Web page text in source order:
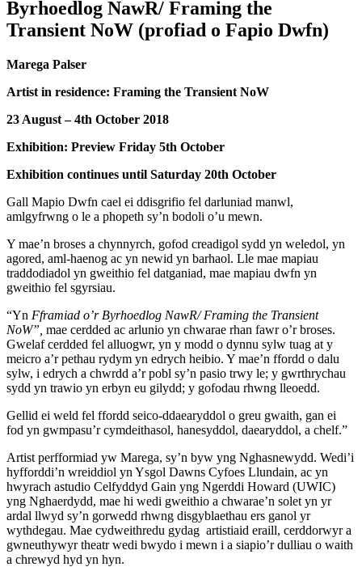
Byrhoedlog NawR/ Framing the
Transient NoW (profiad o Fapio Dwfn)
Marega Palser
Artist in residence: Framing the Transient NoW
23 August – 4th October 2018
Exhibition: Preview Friday 5th October
Exhibition continues until Saturday 20th October
Gall Mapio Dwfn cael ei ddisgrifio fel darluniad manwl,
amlgyfrwng o le a phopeth sy’n bodoli o’u mewn.
Y mae’n broses a chynnyrch, gofod creadigol sydd yn weledol, yn
agored, aml-haenog ac yn newid yn barhaol. Lle mae mapiau
traddodiadol yn gweithio fel datganiad, mae mapiau dwfn yn
gweithio fel sgyrsiau.
“Yn Fframiad o’r Byrhoedlog NawR/ Framing the Transient
NoW”, mae cerdded ac arlunio yn chwarae rhan fawr o’r broses.
Gwelaf cerdded fel alluogwr, yn y modd o dynnu sylw tuag at y
meicro a’r pethau rydym yn edrych heibio. Y mae’n ffordd o dalu
sylw, i edrych a chwrdd a’r pobl sy’n pasio trwy le; y gwrthrychau
sydd yn trawio yn erbyn eu gilydd; y gofodau rhwng lleoedd.
Gellid ei weld fel ffordd seico-ddaearyddol o greu gwaith, gan ei
fod yn gwmpasu’r cymdeithasol, hanesyddol, daearyddol, a chelf.”
Artist perfformiad yw Marega, sy’n byw yng Nghasnewydd. Wedi’i
hyfforddi’n wreiddiol yn Ysgol Dawns Cyfoes Llundain, ac yn
hwyrach astudio Celfyddyd Gain yng Ngerddi Howard (UWIC)
yng Nghaerdydd, mae hi wedi gweithio a chwarae’n solet yn yr
ardal llwyd sy’n gorwedd rhwng disgyblaethau ers ganol yr
wythdegau. Mae cydweithredu gydag artistiaid eraill, cerddorwyr a
gwneuthywyr theatr wedi bwydo i mewn i a siapio’r dulliau o waith
a chrewyd hyd yn hyn.